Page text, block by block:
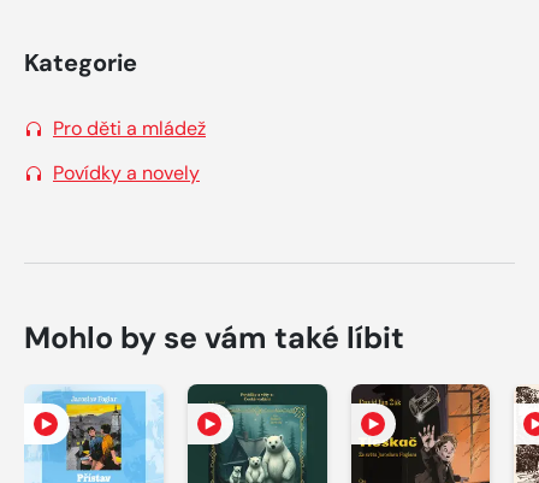
Kategorie
Pro děti a mládež
Povídky a novely
Mohlo by se vám také líbit